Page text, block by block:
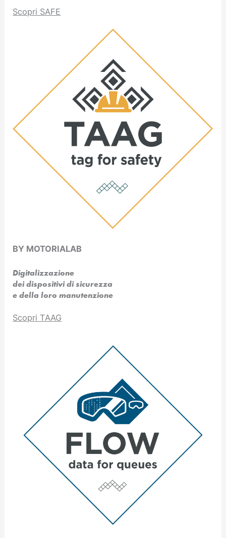
Scopri SAFE
BY MOTORIALAB
Digitalizzazione
dei dispositivi di sicurezza
e della loro manutenzione
Scopri TAAG